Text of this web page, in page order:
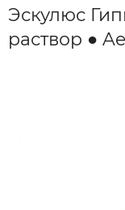
Эскулюс
раствор ●